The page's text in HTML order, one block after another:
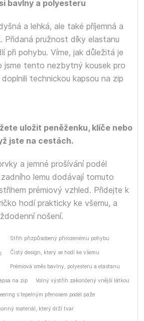
bavlny a polyesteru
a lehká, ale také příjemná a
Přidaná pružnost díky elastanu
při pohybu. Víme, jak důležitá je
jsme tento nezbytný kousek pro
technickou kapsou na zip
uložit peněženku, klíče nebo
jste na cestách.
a jemné prošívání podél
lemu dodávají tomuto
prémiový vzhled. Přidejte k
hodí prakticky ke všemu, a
nošení.
Střih přizpůsobený přirozenému pohybu
Čistý design, který se hodí ke všemu
Prémiová směs bavlny, polyesteru a elastanu
na zip Volný výstřih zakončený vnější látkou
s tepelným přenosem podél paže
materiál, který drží tvar